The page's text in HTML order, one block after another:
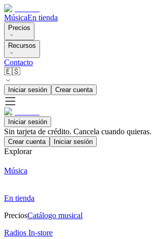
MúsicaEn tienda
Precios
Recursos
Contacto
🇪🇸
Iniciar sesión Crear cuenta
Iniciar sesión
Sin tarjeta de crédito. Cancela cuando quieras.
Crear cuenta Iniciar sesión
Explorar
Música
En tienda
PreciosCatálogo musical
Radios In-store